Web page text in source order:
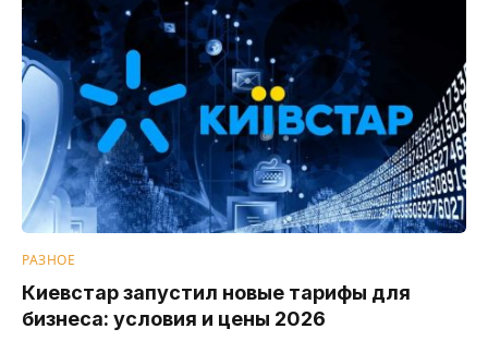
РАЗНОЕ
Киевстар запустил новые тарифы для
бизнеса: условия и цены 2026